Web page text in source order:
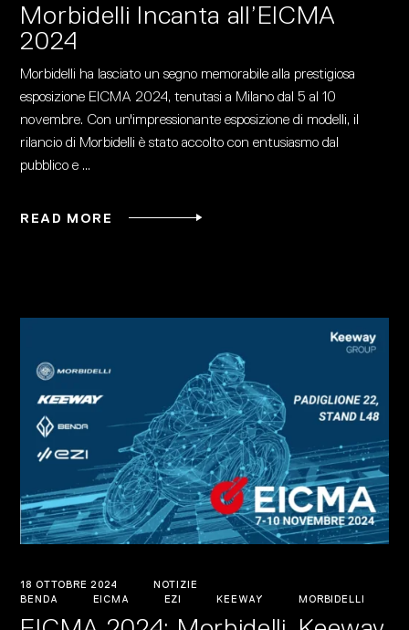
Morbidelli Incanta all’EICMA
2024
Morbidelli ha lasciato un segno memorabile alla prestigiosa
esposizione EICMA 2024, tenutasi a Milano dal 5 al 10
novembre. Con un'impressionante esposizione di modelli, il
rilancio di Morbidelli è stato accolto con entusiasmo dal
pubblico e
READ MORE
18 OTTOBRE 2024
NOTIZIE
BENDA
EICMA EZI KEEWAY MORBIDELLI